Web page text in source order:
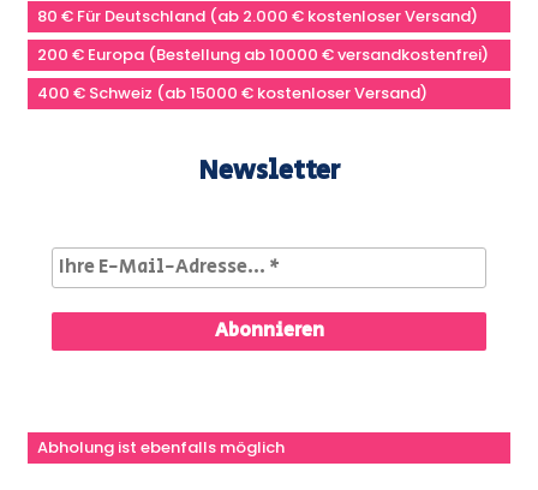
80 € Für Deutschland (ab 2.000 € kostenloser Versand)
200 € Europa (Bestellung ab 10000 € versandkostenfrei)
400 € Schweiz (ab 15000 € kostenloser Versand)
Newsletter
Abholung ist ebenfalls möglich